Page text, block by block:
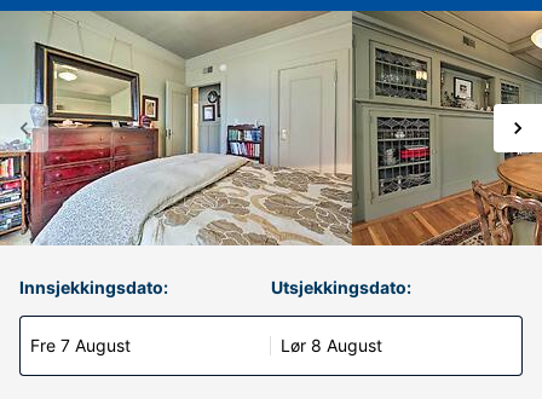
Innsjekkingsdato:
Fre 7 August
Utsjekkingsdato:
Lør 8 August